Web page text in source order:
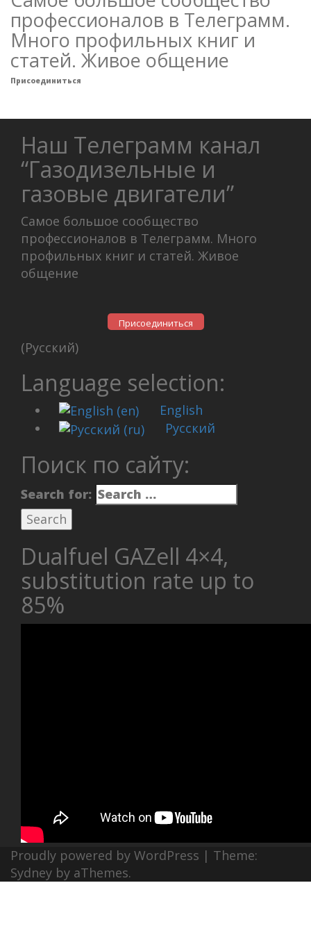
профессионалов в Телеграмм.
Много профильных книг и
статей. Живое общение
Присоединиться
Наш Телеграмм канал
“Газодизельные и
газовые двигатели”
Самое большое сообщество
профессионалов в Телеграмм. Много
профильных книг и статей. Живое
общение
Присоединиться
(Русский)
Language selection:
English
Русский
Поиск по сайту:
Search for:
Dualfuel GAZell 4×4,
substitution rate up to
85%
Proudly powered by WordPress | Theme:
Sydney by aThemes.